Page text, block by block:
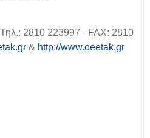
2810 223997 - FAX: 2810
& http://www.oeetak.gr